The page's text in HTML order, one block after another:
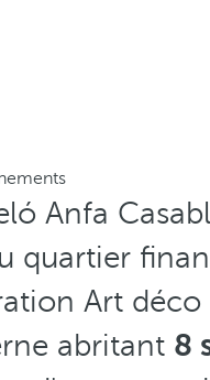
Anfa
quartier
Art
abritant 8